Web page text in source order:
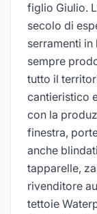
figlio Giulio.
secolo di
serramenti
sempre
tutto il
cantieristico
con la
finestra,
anche
tapparelle,
rivenditore
tettoie